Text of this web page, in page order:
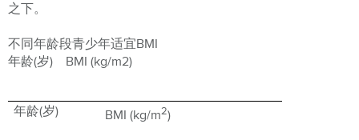
之下。
不同年龄段青少年适宜BMI
年龄(岁) BMI (kg/m2)
年龄(岁) BMI (kg/m2)